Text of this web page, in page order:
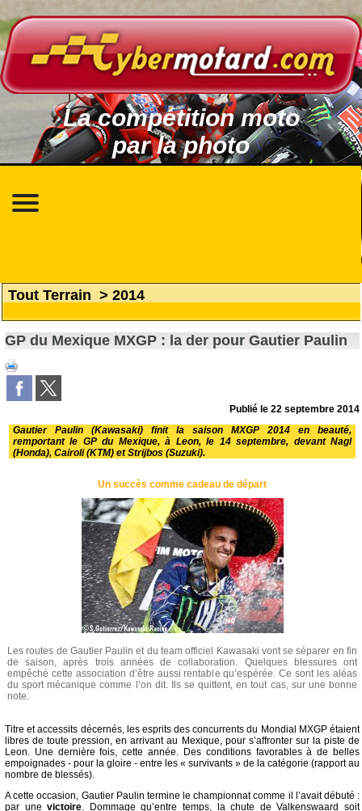
La compétition moto
par la photo
Tout Terrain > 2014
GP du Mexique MXGP : la der pour Gautier Paulin
Publié le22 septembre 2014
Gautier Paulin (Kawasaki) finit la saison MXGP 2014 en beauté,
remportant le GP du Mexique, à Leon, le 14 septembre, devant Nagl
(Honda), Cairoli (KTM) et Strijbos (Suzuki).
Un succès comme cadeau de départ
Les routes de Gautier Paulin et du team officiel Kawasaki vont se séparer en fin
de saison, après trois années de collaboration. Quelques blessures ont
empêché cette association d’être aussi rentable qu’espérée. Ce sont les aléas
du sport mécanique comme l’on dit. Ils se quittent, en tout cas, sur une bonne
note.
Titre et accessits décernés, les esprits des concurrents du Mondial MXGP étaient
libres de toute pression, en arrivant au Mexique, pour s’affronter sur la piste de
Leon. Une dernière fois, cette année. Des conditions favorables à de belles
empoignades - pour la gloire - entre les « survivants » de la catégorie (rapport au
nombre de blessés).
A cette occasion, Gautier Paulin termine le championnat comme il l’avait débuté :
par unevictoire. Dommage qu’entre temps, la chute de Valkenswaard soit